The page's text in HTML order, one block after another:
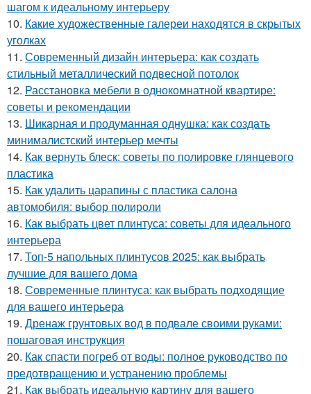
шагом к идеальному интерьеру
10. Какие художественные галереи находятся в скрытых
уголках
11. Современный дизайн интерьера: как создать
стильный металлический подвесной потолок
12. Расстановка мебели в однокомнатной квартире:
советы и рекомендации
13. Шикарная и продуманная однушка: как создать
минималистский интерьер мечты
14. Как вернуть блеск: советы по полировке глянцевого
пластика
15. Как удалить царапины с пластика салона
автомобиля: выбор полироли
16. Как выбрать цвет плинтуса: советы для идеального
интерьера
17. Топ-5 напольных плинтусов 2025: как выбрать
лучшие для вашего дома
18. Современные плинтуса: как выбрать подходящие
для вашего интерьера
19. Дренаж грунтовых вод в подвале своими руками:
пошаговая инструкция
20. Как спасти погреб от воды: полное руководство по
предотвращению и устранению проблемы
21. Как выбрать идеальную картину для вашего